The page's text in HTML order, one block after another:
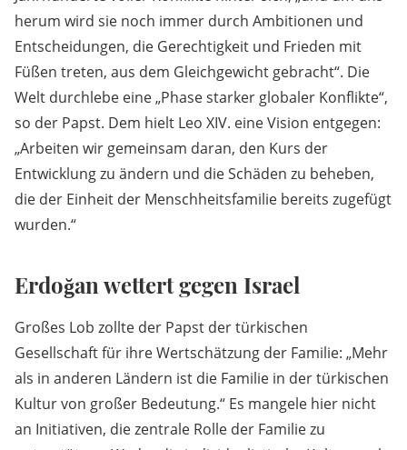
herum wird sie noch immer durch Ambitionen und
Entscheidungen, die Gerechtigkeit und Frieden mit
Füßen treten, aus dem Gleichgewicht gebracht“. Die
Welt durchlebe eine „Phase starker globaler Konflikte“,
so der Papst. Dem hielt Leo XIV. eine Vision entgegen:
„Arbeiten wir gemeinsam daran, den Kurs der
Entwicklung zu ändern und die Schäden zu beheben,
die der Einheit der Menschheitsfamilie bereits zugefügt
wurden.“
Erdoğan wettert gegen Israel
Großes Lob zollte der Papst der türkischen
Gesellschaft für ihre Wertschätzung der Familie: „Mehr
als in anderen Ländern ist die Familie in der türkischen
Kultur von großer Bedeutung.“ Es mangele hier nicht
an Initiativen, die zentrale Rolle der Familie zu